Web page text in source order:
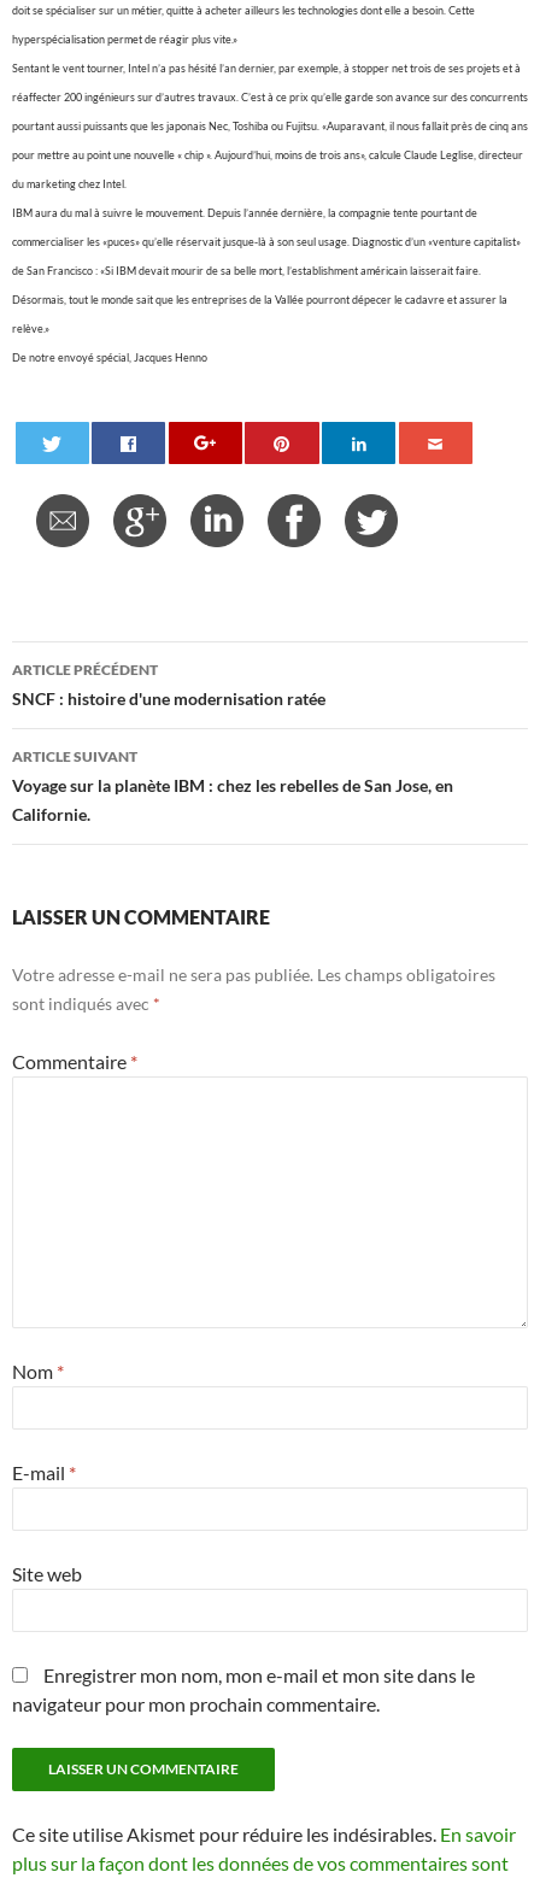
doit se spécialiser sur un métier, quitte à acheter ailleurs les technologies dont elle a besoin. Cette
hyperspécialisation permet de réagir plus vite.»
Sentant le vent tourner, Intel n’a pas hésité l’an dernier, par exemple, à stopper net trois de ses projets et à
réaffecter 200 ingénieurs sur d’autres travaux. C’est à ce prix qu’elle garde son avance sur des concurrents
pourtant aussi puissants que les japonais Nec, Toshiba ou Fujitsu. «Auparavant, il nous fallait près de cinq ans
pour mettre au point une nouvelle « chip ». Aujourd’hui, moins de trois ans», calcule Claude Leglise, directeur
du marketing chez Intel.
IBM aura du mal à suivre le mouvement. Depuis l’année dernière, la compagnie tente pourtant de
commercialiser les «puces» qu’elle réservait jusque-là à son seul usage. Diagnostic d’un «venture capitalist»
de San Francisco : «Si IBM devait mourir de sa belle mort, l’establishment américain laisserait faire.
Désormais, tout le monde sait que les entreprises de la Vallée pourront dépecer le cadavre et assurer la
relève.»
De notre envoyé spécial, Jacques Henno
Navigation
des
articles
ARTICLE PRÉCÉDENT
SNCF : histoire d'une modernisation ratée
ARTICLE SUIVANT
Voyage sur la planète IBM : chez les rebelles de San Jose, en
Californie.
LAISSER UN COMMENTAIRE
Votre adresse e-mail ne sera pas publiée. Les champs obligatoires
sont indiqués avec *
Commentaire *
Nom *
E-mail *
Site web
Enregistrer mon nom, mon e-mail et mon site dans le
navigateur pour mon prochain commentaire.
Ce site utilise Akismet pour réduire les indésirables. En savoir
plus sur la façon dont les données de vos commentaires sont